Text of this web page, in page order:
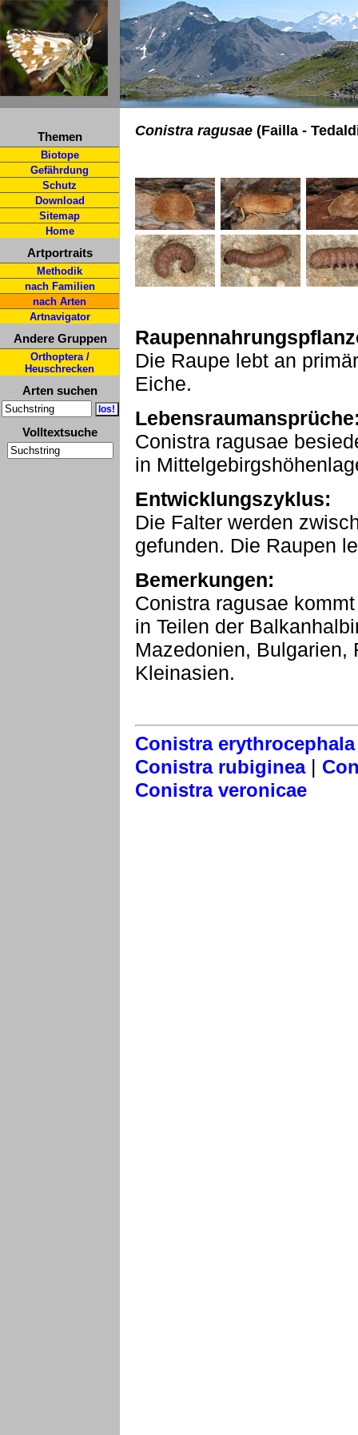
Themen
Biotope
Gefährdung
Schutz
Download
Sitemap
Home
Artportraits
Methodik
nach Familien
nach Arten
Artnavigator
Andere Gruppen
Orthoptera /
Heuschrecken
Arten suchen
Volltextsuche
Conistra ragusae (Failla -
Die Raupe lebt an
Eiche.
Conistra ragusae
in
Entwicklungszyklus:
Die Falter werden
gefunden. Die Raupen
Bemerkungen:
Conistra ragusae
in Teilen der
Mazedonien, Bulgarien,
Kleinasien.
Conistra erythrocephala
Conistra rubiginea|
Conistra veronicae